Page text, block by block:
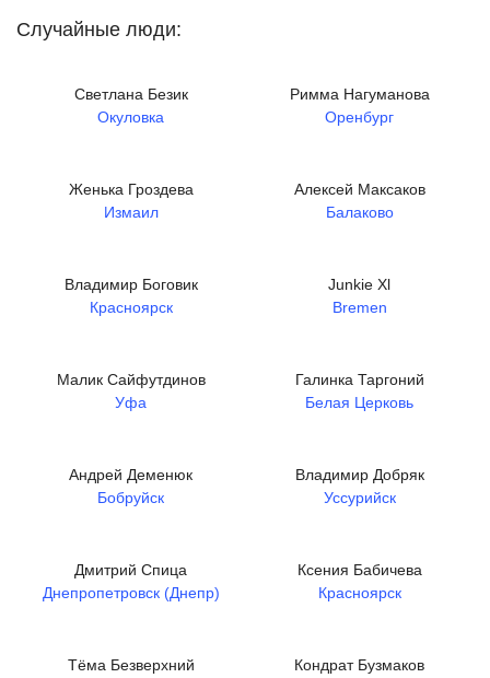
Случайные люди:
Светлана Безик
Окуловка
Римма Нагуманова
Оренбург
Женька Гроздева
Измаил
Алексей Максаков
Балаково
Владимир Боговик
Красноярск
Junkie Xl
Bremen
Малик Сайфутдинов
Уфа
Галинка Таргоний
Белая Церковь
Андрей Деменюк
Бобруйск
Владимир Добряк
Уссурийск
Дмитрий Спица
Днепропетровск (Днепр)
Ксения Бабичева
Красноярск
Тёма Безверхний
Кондрат Бузмаков